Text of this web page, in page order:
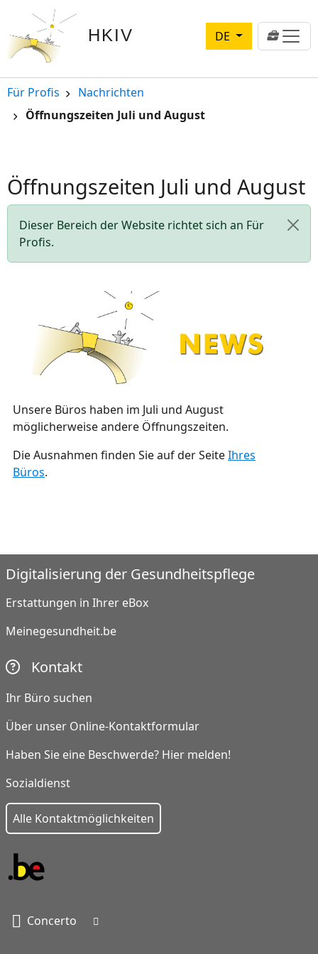
Direkt zum Inhalt
HKIV DE
Pfadnavigation
Für Profis
Nachrichten
Öffnungszeiten Juli und August
Öffnungszeiten Juli und August
Statusbericht
Dieser Bereich der Website richtet sich an Für
Profis.
Unsere Büros haben im Juli und August
möglicherweise andere Öffnungszeiten.
Die Ausnahmen finden Sie auf der SeiteIhres
Büros.
Digitalisierung der Gesundheitspflege
Erstattungen in Ihrer eBox
Meinegesundheit.be
Kontakt
Ihr Büro suchen
Über unser Online-Kontaktformular
Haben Sie eine Beschwerde? Hier melden!
Sozialdienst
Alle Kontaktmöglichkeiten
Concerto